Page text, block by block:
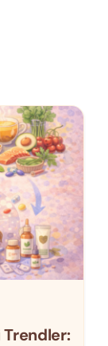
Trendler: